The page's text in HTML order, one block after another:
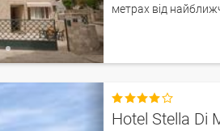
метрах від

Hotel Stella Di